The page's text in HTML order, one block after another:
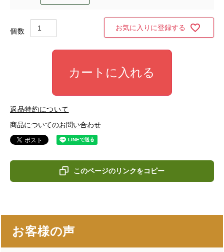
お気に入りに登録する
カートに入れる
返品特約について
商品についてのお問い合わせ
このページのリンクをコピー
お客様の声